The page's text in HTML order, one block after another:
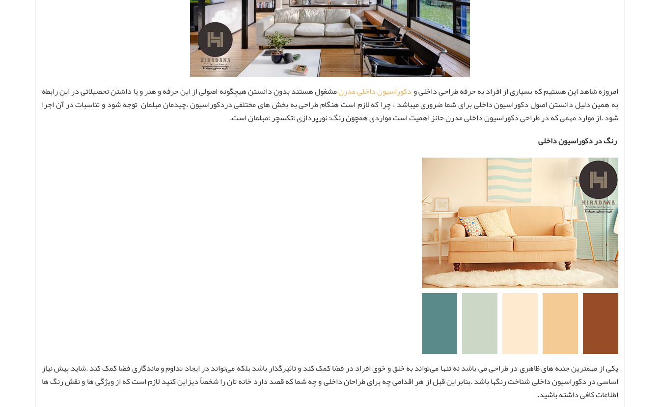
امروزه شاهد این هستیم که بسیاری از افراد به حرفه طراحی داخلی ودکوراسیون داخلی مدرنمشغول هستند بدون دانستن هیچگونه اصولی از این حرفه و هنر و یا داشتن تحصیلاتی در این رابطه
به همین دلیل دانستن اصول دکوراسیون داخلی برای شما ضروری میباشد ، چرا که لازم است هنگام طراحی به بخش های مختلفی دردکوراسیون ،چیدمان مبلمان توجه شود و تناسبات در آن اجرا
شود .از موارد مهمی که در طراحی دکوراسیون داخلی مدرن حائز اهمیت است مواردی همچون رنگ؛ نورپردازی ؛تکسچر ؛مبلمان است.
رنگ در دکوراسیون داخلی
یکی از مهمترین جنبه های ظاهری در طراحی می باشد نه تنها می‌تواند به خلق و خوی افراد در فضا کمک کند و تاثیرگذار باشد بلکه می‌تواند در ایجاد تداوم و ماندگاری فضا کمک کند .شاید پیش نیاز
اساسی در دکوراسیون داخلی شناخت رنگها باشد .بنابراین قبل از هر اقدامی چه برای طراحان داخلی و چه شما که قصد دارد خانه تان را شخصاً دیزاین کنید لازم است که از ویژگی ها و نقش رنگ ها
اطلاعات کافی داشته باشید.